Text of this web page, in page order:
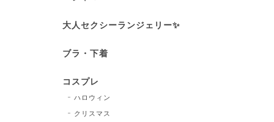
大人セクシーランジェリー✨
ブラ・下着
コスプレ
ハロウィン
クリスマス